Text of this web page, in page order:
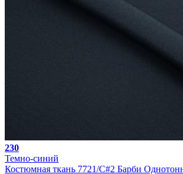
230
Темно-синий
Костюмная ткань 7721/C#2 Барби